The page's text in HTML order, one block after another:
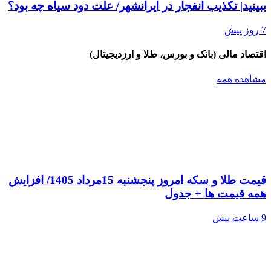
ببینید| تکذیب ‌انفجار در ایرانشهر/ ️علت دود سیاه چه بود؟
7 روز پیش
اقتصاد مالی (بانک و بورس، طلا و ارزدیجیتال)
مشاهده همه
قیمت طلا و سکه امروز پنجشنبه 15مرداد 1405/ افزایش
همه قیمت ها + جدول
9 ساعت پیش